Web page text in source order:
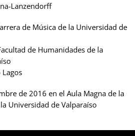
Lanzendorff
de Música de la Universidad de
de Humanidades de la
de 2016 en el Aula Magna de la
Universidad de Valparaíso